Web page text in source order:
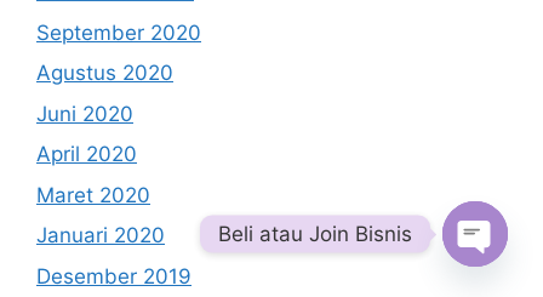
September 2020
Agustus 2020
Juni 2020
April 2020
Maret 2020
Januari 2020
Desember 2019
Beli atau Join Bisnis